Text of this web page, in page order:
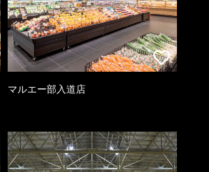
マルエー部入道店